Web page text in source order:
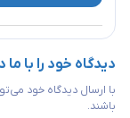
دیدگاه خود را با ما
با ارسال دیدگاه خود
باشند.